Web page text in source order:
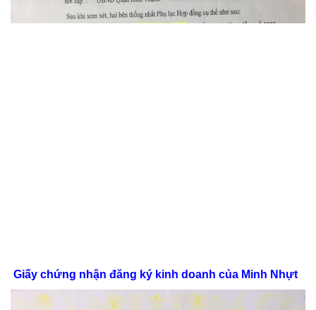
Giấy chứng nhận đăng ký kinh doanh của Minh Nhựt